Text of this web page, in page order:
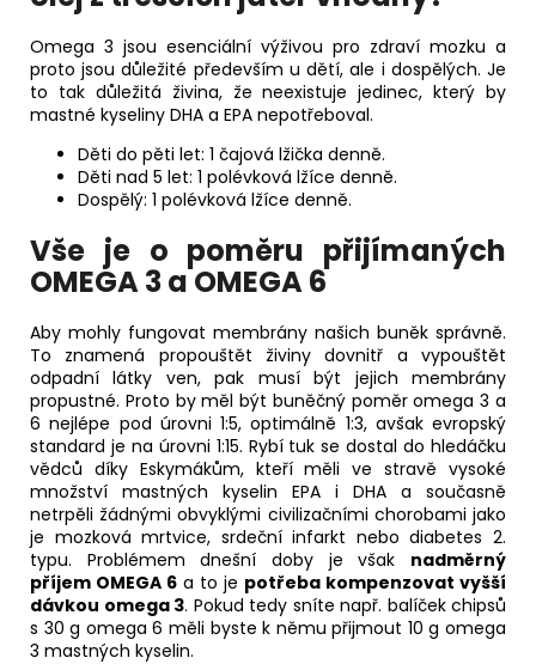
Omega 3 jsou esenciální výživou pro zdraví mozku a
proto jsou důležité především u dětí, ale i dospělých. Je
to tak důležitá živina, že neexistuje jedinec, který by
mastné kyseliny DHA a EPA nepotřeboval.
Děti do pěti let: 1 čajová lžička denně.
Děti nad 5 let: 1 polévková lžíce denně.
Dospělý: 1 polévková lžíce denně.
Vše je o poměru přijímaných
OMEGA 3 a OMEGA 6
Aby mohly fungovat membrány našich buněk správně.
To znamená propouštět živiny dovnitř a vypouštět
odpadní látky ven, pak musí být jejich membrány
propustné. Proto by měl být buněčný poměr omega 3 a
6 nejlépe pod úrovni 1:5, optimálně 1:3, avšak evropský
standard je na úrovni 1:15. Rybí tuk se dostal do hledáčku
vědců díky Eskymákům, kteří měli ve stravě vysoké
množství mastných kyselin EPA i DHA a současně
netrpěli žádnými obvyklými civilizačními chorobami jako
je mozková mrtvice, srdeční infarkt nebo diabetes 2.
typu. Problémem dnešní doby je však
nadměrný
příjem OMEGA 6 a to je potřeba kompenzovat vyšší
dávkou omega 3. Pokud tedy sníte např. balíček chipsů
s 30 g omega 6 měli byste k němu přijmout 10 g omega
3 mastných kyselin.